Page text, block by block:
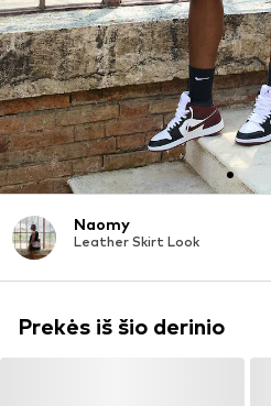
Naomy
Leather Skirt Look
Prekės iš šio derinio